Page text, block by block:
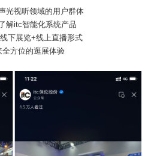
光视听领域的用户群体
解itc智能化系统产品
下展览+线上直播形式
全方位的逛展体验